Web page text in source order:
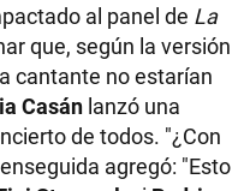
al panel de La
que, según la versión
cantante no estarían
Casán lanzó una
de todos. "¿Con
agregó: "Esto